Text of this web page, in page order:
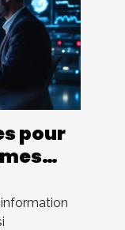
pour